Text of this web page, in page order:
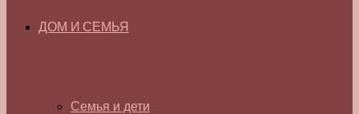
ДОМ И СЕМЬЯ
Семья и дети